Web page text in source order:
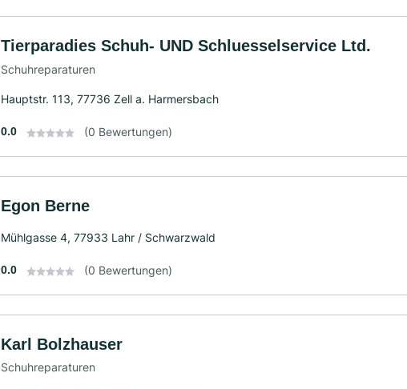
Tierparadies Schuh- UND Schluesselservice Ltd.
Schuhreparaturen
Hauptstr. 113, 77736 Zell a. Harmersbach
0.0 (0 Bewertungen)
Egon Berne
Mühlgasse 4, 77933 Lahr / Schwarzwald
0.0 (0 Bewertungen)
Karl Bolzhauser
Schuhreparaturen